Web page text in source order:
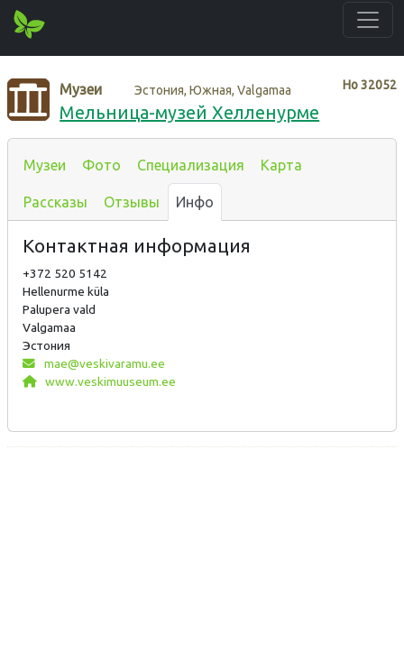
Нo32052
Музеи Эстония, Южная, Valgamaa
Мельница-музей Хелленурме
Музеи Фото Специализация Карта
Рассказы Отзывы Инфо
Контактная информация
+372 520 5142
Hellenurme küla
Palupera vald
Valgamaa
Эстония
mae@veskivaramu.ee
www.veskimuuseum.ee